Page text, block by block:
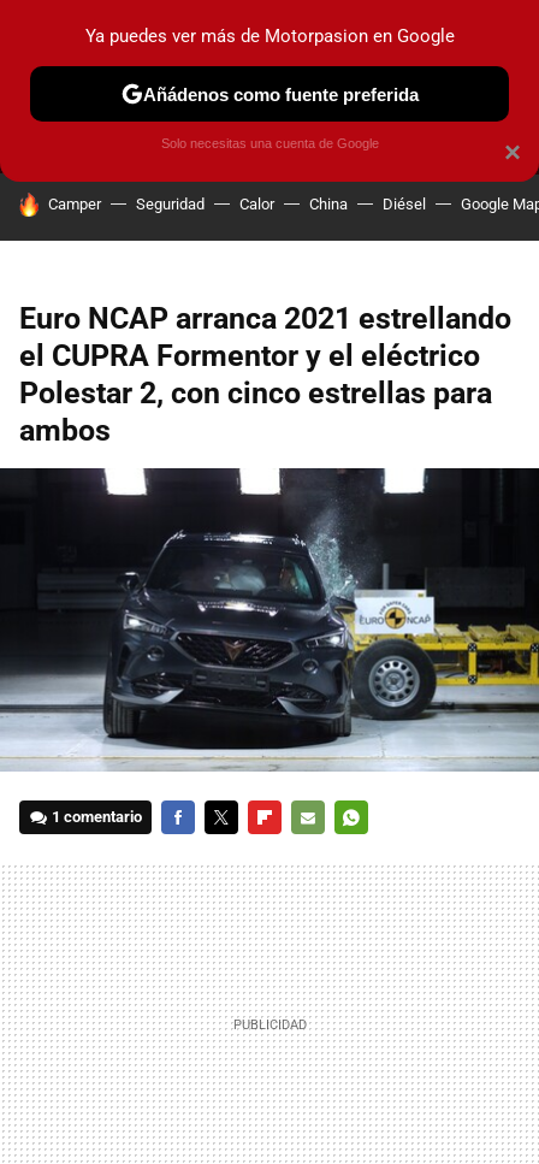
MENÚ NUEVO
COCHES ELÉCTRICOS OBSERVATORIO
HOY SE HABLA DE
Camper Seguridad Calor China Diésel Google
Euro NCAP arranca 2021 estrellando
el CUPRA Formentor y el eléctrico
Polestar 2, con cinco estrellas para
ambos
1 comentario
MAIL
×
Ya puedes ver más de Motorpasion en Google
Añádenos como fuente preferida
Solo necesitas una cuenta de Google